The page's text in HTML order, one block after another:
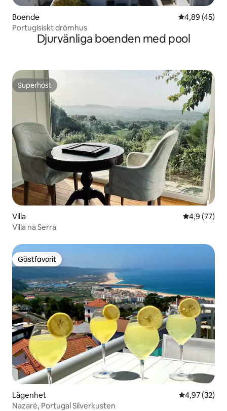
Boende 4,89 av 5 i
4,89 (45)
Portugisiskt drömhus
Djurvänliga boenden med pool
Superhost
Superhost
Villa 4,9 av 5 i
4,9 (77)
Villa na Serra
Gästfavorit
Gästfavorit
Lägenhet 4,97 av 5 i
4,97 (32)
Nazaré, Portugal Silverkusten